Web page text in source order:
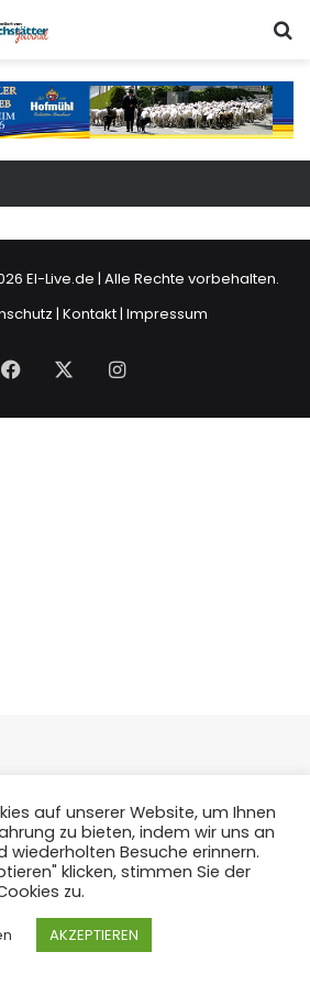
EI-Live.de | Alle Rechte vorbehalten.
| Kontakt| Impressum
Facebook Instagram
auf unserer Website, um Ihnen
zu bieten, indem wir uns an
wiederholten Besuche erinnern.
klicken, stimmen Sie der
zu.
AKZEPTIEREN